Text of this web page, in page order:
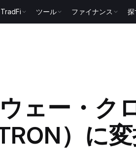
TradFi ツール ファイナンス 探
ェー・ク
）に